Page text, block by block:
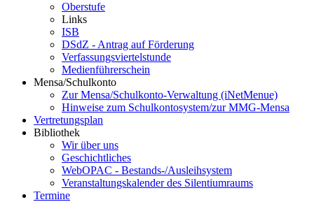
Oberstufe
Links
ISB
DSdZ - Antrag auf Förderung
Verfassungsviertelstunde
Medienführerschein
Mensa/Schulkonto
Zur Mensa/Schulkonto-Verwaltung (iNetMenue)
Hinweise zum Schulkontosystem/zur MMG-Mensa
Vertretungsplan
Bibliothek
Wir über uns
Geschichtliches
WebOPAC - Bestands-/Ausleihsystem
Veranstaltungskalender des Silentiumraums
Termine